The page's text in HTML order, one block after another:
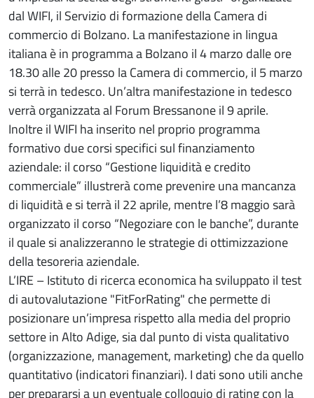
dal WIFI, il Servizio di formazione della Camera di
commercio di Bolzano. La manifestazione in lingua
italiana è in programma a Bolzano il 4 marzo dalle ore
18.30 alle 20 presso la Camera di commercio, il 5 marzo
si terrà in tedesco. Un’altra manifestazione in tedesco
verrà organizzata al Forum Bressanone il 9 aprile.
Inoltre il WIFI ha inserito nel proprio programma
formativo due corsi specifici sul finanziamento
aziendale: il corso “Gestione liquidità e credito
commerciale” illustrerà come prevenire una mancanza
di liquidità e si terrà il 22 aprile, mentre l’8 maggio sarà
organizzato il corso “Negoziare con le banche”, durante
il quale si analizzeranno le strategie di ottimizzazione
della tesoreria aziendale.
L’IRE – Istituto di ricerca economica ha sviluppato il test
di autovalutazione "FitForRating" che permette di
posizionare un’impresa rispetto alla media del proprio
settore in Alto Adige, sia dal punto di vista qualitativo
(organizzazione, management, marketing) che da quello
quantitativo (indicatori finanziari). I dati sono utili anche
per prepararsi a un eventuale colloquio di rating con la